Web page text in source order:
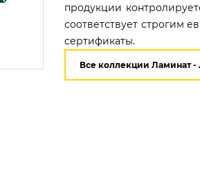
продукции
соответствует строгим
сертификаты.
Все коллекции Ламинат